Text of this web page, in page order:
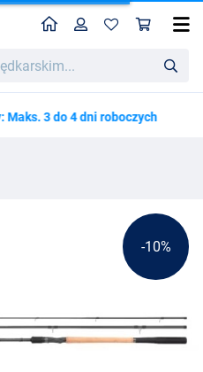
HomeProfil
3 do 4 dni roboczych
Shimano Aero X6 Match Float 15g (3-Skład)
1121.36
-10%